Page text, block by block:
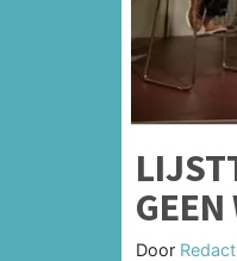
GEEN
Door